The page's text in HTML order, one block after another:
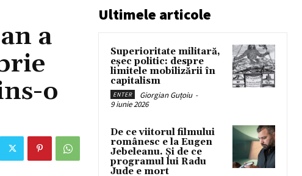
a
o
Ultimele articole
Superioritate militară,
eșec politic: despre
limitele mobilizării în
capitalism
ENTER Giorgian Guțoiu -
9 iunie 2026
De ce viitorul filmului
românesc e la Eugen
Jebeleanu. Și de ce
programul lui Radu
Jude e mort